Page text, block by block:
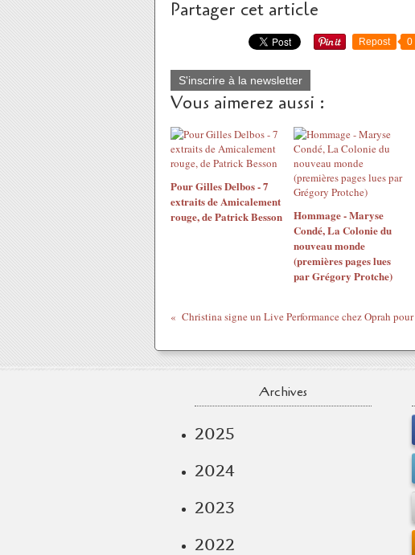
Partager cet article
Repost 0
S'inscrire à la newsletter
Vous aimerez aussi :
Pour Gilles Delbos - 7
extraits de Amicalement
rouge, de Patrick Besson
Hommage - Maryse
Condé, La Colonie du
nouveau monde
(premières pages lues
par Grégory Protche)
Archives
2025
2024
2023
2022